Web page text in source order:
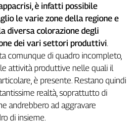
è infatti possibile
le varie zone della regione e
diversa colorazione degli
dei vari settori produttivi.
comunque di quadro incompleto,
attività produttive nelle quali il
è presente. Restano quindi
realtà, soprattutto di
andrebbero ad aggravare
di insieme.